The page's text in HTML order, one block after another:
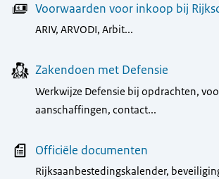
Voorwaarden voor inkoop bij
ARIV, ARVODI, Arbit...
Zakendoen met Defensie
Werkwijze Defensie bij opdrachten,
aanschaffingen, contact...
Officiële documenten
Rijksaanbestedingskalender,